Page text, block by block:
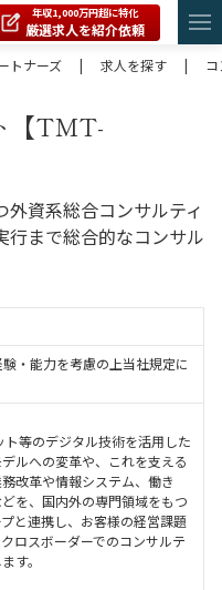
年収1,000万円超に特化
厳選求人を紹介依頼
トナーズ
| 求人を探す |
【TMT-
資系総合コンサルティ
行まで総合的なコンサル
・能力を考慮の上当社規定に
ト等のデジタル技術を活用した
ルへの変革や、これを支える
改革や情報システム、働き
を、国内外の専門領域をもつ
と連携し、お客様の経営課題
ロスボーダーでのコンサルテ
す。